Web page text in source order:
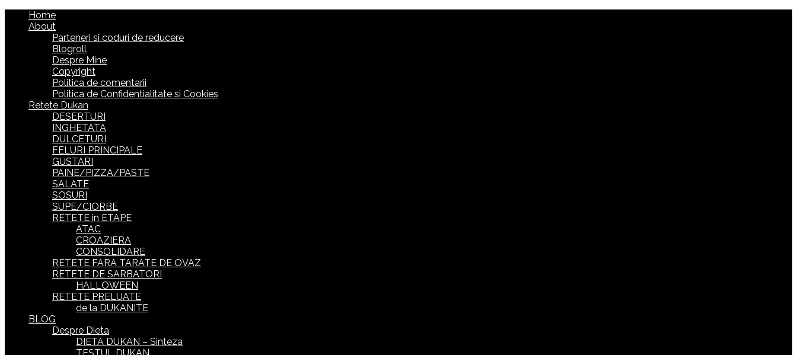
Home
About
Parteneri si coduri de reducere
Blogroll
Despre Mine
Copyright
Politica de comentarii
Politica de Confidentialitate si Cookies
Retete Dukan
DESERTURI
INGHETATA
DULCETURI
FELURI PRINCIPALE
GUSTARI
PAINE/PIZZA/PASTE
SALATE
SOSURI
SUPE/CIORBE
RETETE in ETAPE
ATAC
CROAZIERA
CONSOLIDARE
RETETE FARA TARATE DE OVAZ
RETETE DE SARBATORI
HALLOWEEN
RETETE PRELUATE
de la DUKANITE
BLOG
Despre Dieta
DIETA DUKAN – Sinteza